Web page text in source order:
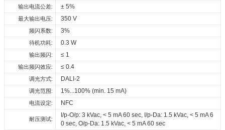
输出电流公差: ± 5%
最大输出电压: 350 V
频闪系数: 3%
待机功耗: 0.3 W
输出频闪: ≤ 1
输出频闪效应: ≤ 0.4
调光方式: DALI-2
调光范围: 1%...100% (min. 15 mA)
电流设定: NFC
耐压测试:
I/p-O/p: 3 kVac, < 5 mA 60 sec, I/p-Da: 1.5 kVac, < 5 mA 6
0 sec, O/p-Da: 1.5 kVac, < 5 mA 60 sec